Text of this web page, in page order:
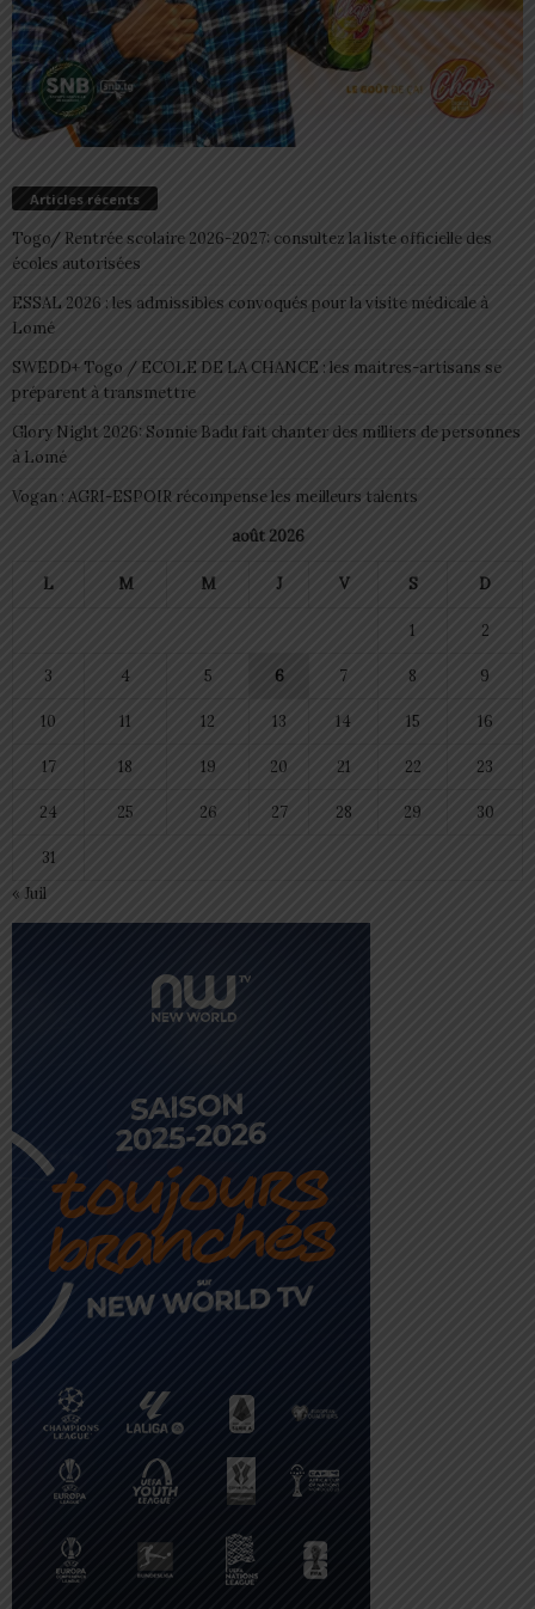
Articles récents
Togo/ Rentrée scolaire 2026-2027: consultez la liste officielle des
écoles autorisées
ESSAL 2026 : les admissibles convoqués pour la visite médicale à
Lomé
SWEDD+ Togo / ECOLE DE LA CHANCE : les maitres-artisans se
préparent à transmettre
Glory Night 2026: Sonnie Badu fait chanter des milliers de personnes
à Lomé
Vogan : AGRI-ESPOIR récompense les meilleurs talents
août 2026
L M M J V S D
1 2
3 4 5 6 7 8 9
10 11 12 13 14 15 16
17 18 19 20 21 22 23
24 25 26 27 28 29 30
31
« Juil